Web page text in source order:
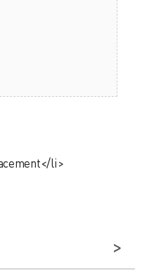
li>